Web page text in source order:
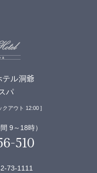
ル洞爺
パ
クアウト 12:00 ]
9～18時）
510
73-1111